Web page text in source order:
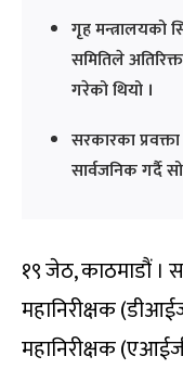
गृह मन्त्रालयको
समितिले
गरेको थियो ।
सरकारका
सार्वजनिक गर्दै
१९ जेठ, काठमाडौं ।
महानिरीक्षक
महानिरीक्षक